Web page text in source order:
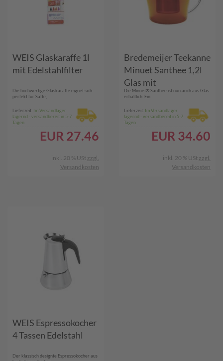
WEIS Glaskaraffe 1l
mit Edelstahlfilter
Die hochwertige Glaskaraffe eignet sich
perfekt für Säfte,...
Lieferzeit: Im Versandlager
lagernd - versandbereit in 5-7
Tagen
EUR 27.46
inkl. 20 % USt zzgl.
Versandkosten
Bredemeijer Teekanne
Minuet Santhee 1,2l
Glas mit
Edelstahlfilter
Die Minuet® Santhee ist nun auch aus Glas
erhältlich. Ein...
Lieferzeit: Im Versandlager
lagernd - versandbereit in 5-7
Tagen
EUR 34.60
inkl. 20 % USt zzgl.
Versandkosten
WEIS Espressokocher
4 Tassen Edelstahl
Der klassisch designte Espressokocher aus